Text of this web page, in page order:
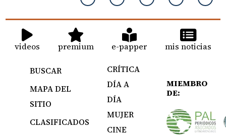
videos premium e-papper mis noticias
BUSCAR
MAPA DEL
SITIO
CLASIFICADOS
CRÍTICA
DÍA A
DÍA
MUJER
CINE
MIEMBRO
DE: